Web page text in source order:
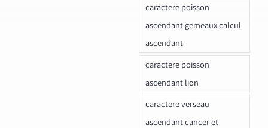
caractere poisson
ascendant gemeaux calcul
ascendant
caractere poisson
ascendant lion
caractere verseau
ascendant cancer et